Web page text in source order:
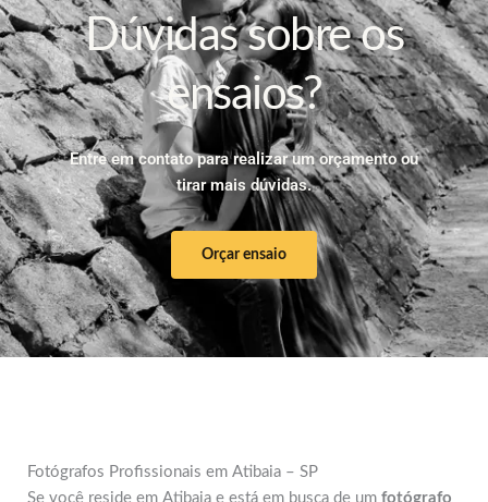
Dúvidas sobre os
ensaios?
Entre em contato para realizar um orçamento ou
tirar mais dúvidas.
Orçar ensaio
Fotógrafos Profissionais em Atibaia – SP
Se você reside em Atibaia e está em busca de um fotógrafo